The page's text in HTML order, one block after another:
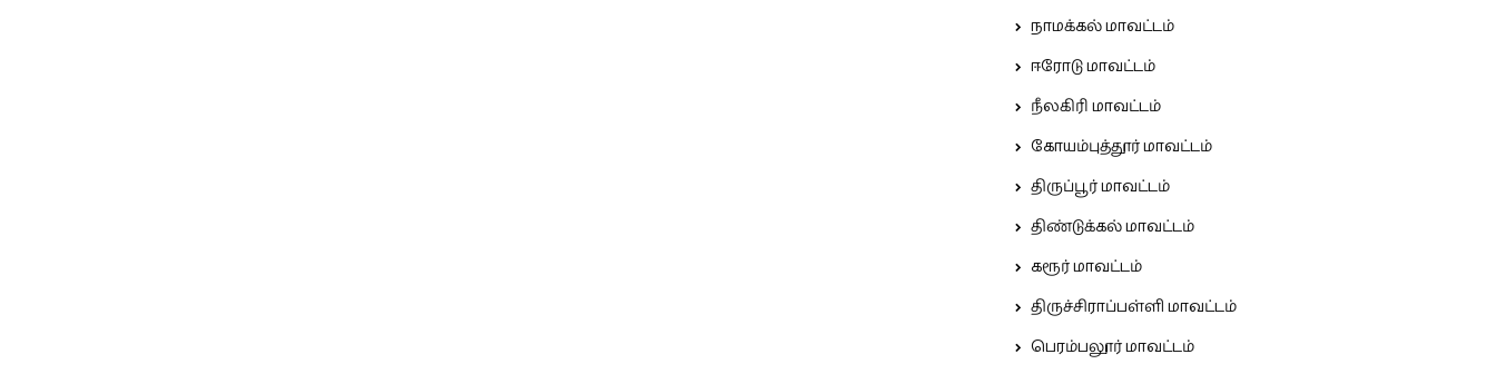
நாமக்கல் மாவட்டம்
ஈரோடு மாவட்டம்
நீலகிரி மாவட்டம்
கோயம்புத்தூர் மாவட்டம்
திருப்பூர் மாவட்டம்
திண்டுக்கல் மாவட்டம்
கரூர் மாவட்டம்
திருச்சிராப்பள்ளி மாவட்டம்
பெரம்பலூர் மாவட்டம்